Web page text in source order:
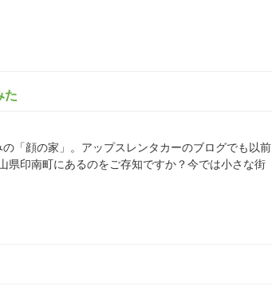
た
「顔の家」。アップスレンタカーのブログでも以前
県印南町にあるのをご存知ですか？今では小さな街